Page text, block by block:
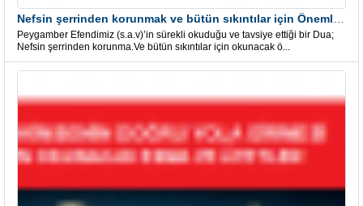
Peygamber Efendimiz (s.a.v)’in sürekli okuduğu ve tavsiye ettiği bir Dua;
Nefsin şerrinden korunma.Ve bütün sıkıntılar için okunacak ö...